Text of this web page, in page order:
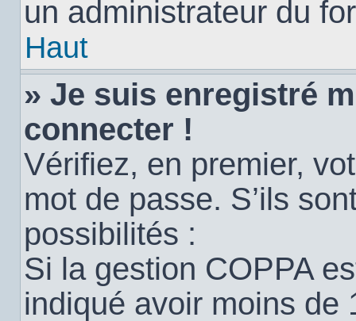
un administrateur du
Haut
» Je suis enregistré
connecter !
Vérifiez, en premier,
mot de passe. S’ils
possibilités :
Si la gestion COPPA
indiqué avoir moins de